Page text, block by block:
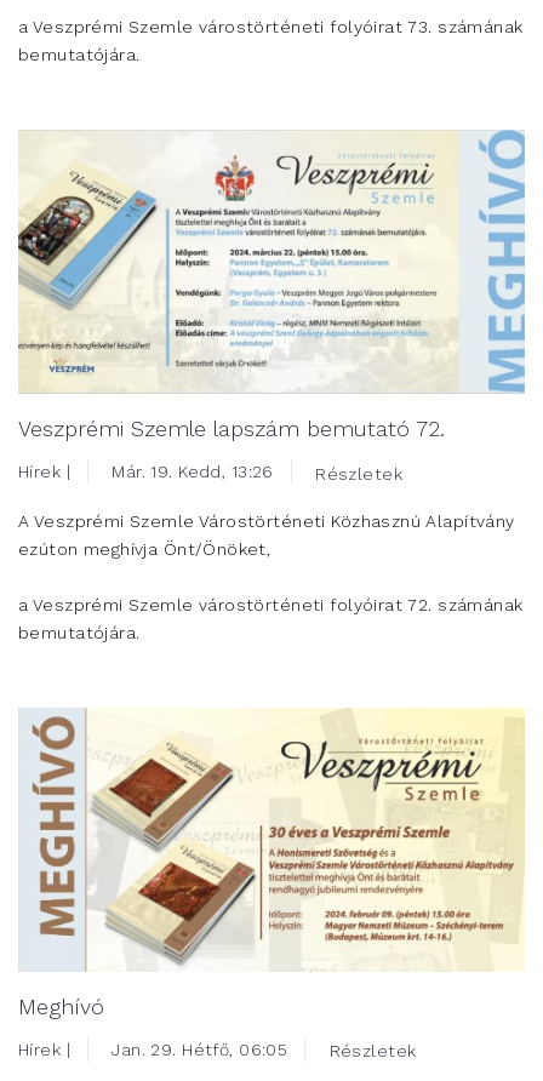
a Veszprémi Szemle várostörténeti folyóirat 73. számának
bemutatójára.
Veszprémi Szemle lapszám bemutató 72.
Hírek | Már. 19. Kedd, 13:26 Részletek
A Veszprémi Szemle Várostörténeti Közhasznú Alapítvány
ezúton meghívja Önt/Önöket,
a Veszprémi Szemle várostörténeti folyóirat 72. számának
bemutatójára.
Meghívó
Hírek | Jan. 29. Hétfő, 06:05 Részletek